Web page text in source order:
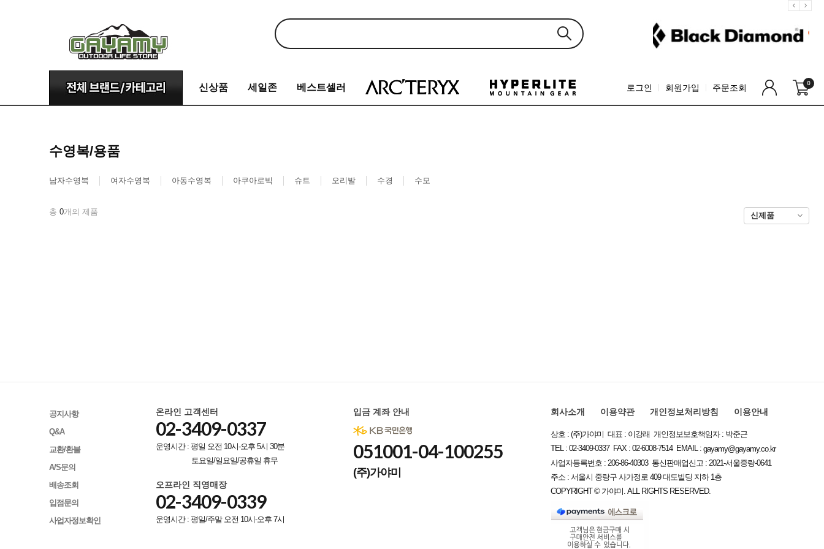
신상품 세일존 베스트셀러 로그인 회원가입 주문조회 0
수영복/용품
남자수영복 여자수영복 아동수영복 아쿠아로빅 슈트 오리발 수경 수모
총 0개의 제품
공지사항
Q&A
교환/환불
A/S문의
배송조회
입점문의
사업자정보확인
온라인 고객센터
02-3409-0337
운영시간 : 평일 오전 10시-오후 5시 30분
토요일/일요일/공휴일 휴무
오프라인 직영매장
02-3409-0339
운영시간 : 평일/주말 오전 10시-오후 7시
입금 계좌 안내
051001-04-100255
(주)가야미
회사소개 이용약관 개인정보처리방침 이용안내
상호 : (주)가야미 대표 : 이강래 개인정보보호책임자 : 박준근
TEL : 02-3409-0337 FAX : 02-6008-7514 EMAIL :gayamy@gayamy.co.kr
사업자등록번호 : 206-86-40303 통신판매업신고 : 2021-서울중랑-0641
주소 : 서울시 중랑구 사가정로 409 대도빌딩 지하 1층
COPYRIGHT © 가야미. ALL RIGHTS RESERVED.